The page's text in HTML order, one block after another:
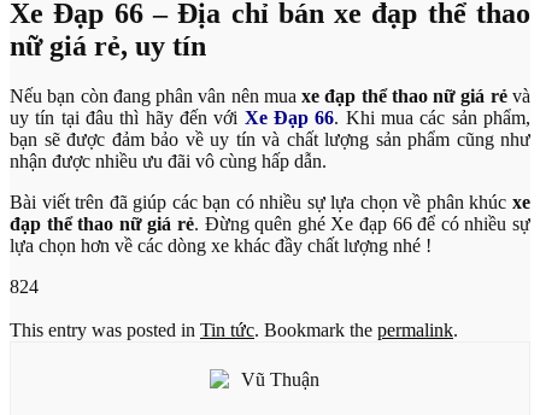
Xe Đạp 66 – Địa chỉ bán xe đạp thể thao
nữ giá rẻ, uy tín
Nếu bạn còn đang phân vân nên muaxe đạp thể thao nữ giá rẻvà
uy tín tại đâu thì hãy đến với Xe Đạp 66. Khi mua các sản phẩm,
bạn sẽ được đảm bảo về uy tín và chất lượng sản phẩm cũng như
nhận được nhiều ưu đãi vô cùng hấp dẫn.
Bài viết trên đã giúp các bạn có nhiều sự lựa chọn về phân khúc xe
đạp thể thao nữ giá rẻ. Đừng quên ghé Xe đạp 66 để có nhiều sự
lựa chọn hơn về các dòng xe khác đầy chất lượng nhé !
824
This entry was posted in Tin tức. Bookmark the permalink.